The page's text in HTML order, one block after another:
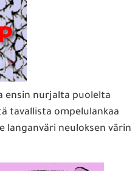
ensin nurjalta puolelta
tavallista ompelulankaa
langanväri neuloksen värin